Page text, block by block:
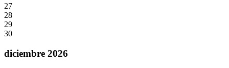
27
28
29
30
diciembre 2026